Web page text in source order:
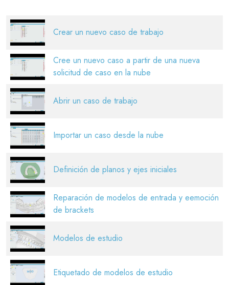
Crear un nuevo caso de trabajo
Cree un nuevo caso a partir de una nueva
solicitud de caso en la nube
Abrir un caso de trabajo
Importar un caso desde la nube
Definición de planos y ejes iniciales
Reparación de modelos de entrada y eemoción
de brackets
Modelos de estudio
Etiquetado de modelos de estudio